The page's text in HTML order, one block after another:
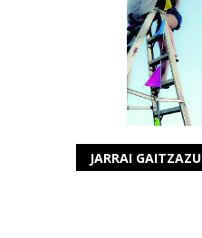
JARRAI GAITZAZU